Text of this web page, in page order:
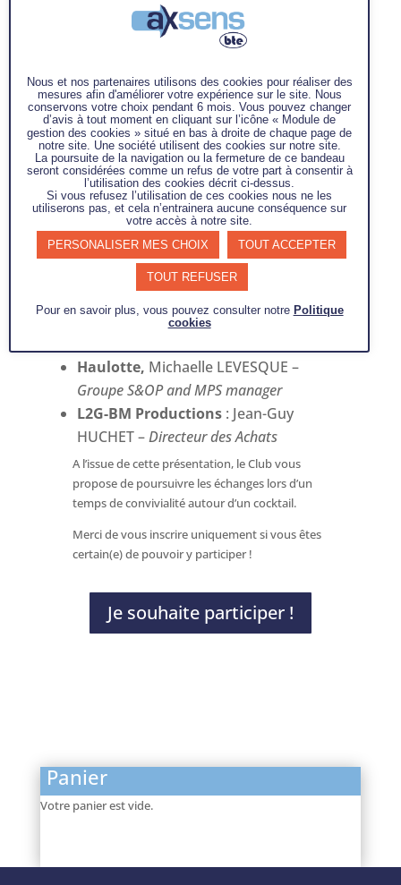
Processus Industriel et Commercial.
Après avoir rapidement rappelé le déroulement
du processus PIC, Après avoir rappelé
nous évoquerons les causes d’échec que
peuvent rencontrer certaines entreprises dans
la mise en œuvre de cette démarche.
Conférence animée par:
Pierre-Henri Hartmann,Directeur conseil
Axsens-bte
Témoins industriels :
Jean-Christophe
CHOUVELON –Directeur Supply
Chain et Adeline JOUGLET –
Haulotte, Michaelle LEVESQUE –
Groupe S&OP and MPS manager
L2G-BM Productions : Jean-Guy
HUCHET –Directeur des Achats
A l’issue de cette présentation, le Club vous
propose de poursuivre les échanges lors d’un
temps de convivialité autour d’un cocktail.
Merci de vous inscrire uniquement si vous êtes
certain(e) de pouvoir y participer !
Je souhaite participer !
Panier
Votre panier est vide.
Nous et nos partenaires utilisons des cookies pour réaliser des
mesures afin d'améliorer votre expérience sur le site. Nous
conservons votre choix pendant 6 mois. Vous pouvez changer
d’avis à tout moment en cliquant sur l’icône « Module de
gestion des cookies » situé en bas à droite de chaque page de
notre site. Une société utilisent des cookies sur notre site.
La poursuite de la navigation ou la fermeture de ce bandeau
seront considérées comme un refus de votre part à consentir à
l’utilisation des cookies décrit ci-dessus.
Si vous refusez l’utilisation de ces cookies nous ne les
utiliserons pas, et cela n’entrainera aucune conséquence sur
votre accès à notre site.
PERSONALISER MES CHOIX
TOUT ACCEPTER
TOUT REFUSER
Pour en savoir plus, vous pouvez consulter notre Politique
cookies